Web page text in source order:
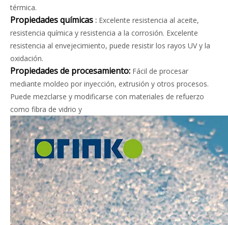
térmica.
Propiedades químicas : Excelente resistencia al aceite,
resistencia química y resistencia a la corrosión. Excelente
resistencia al envejecimiento, puede resistir los rayos UV y la
oxidación.
Propiedades de procesamiento: Fácil de procesar
mediante moldeo por inyección, extrusión y otros procesos.
Puede mezclarse y modificarse con materiales de refuerzo
como fibra de vidrio y